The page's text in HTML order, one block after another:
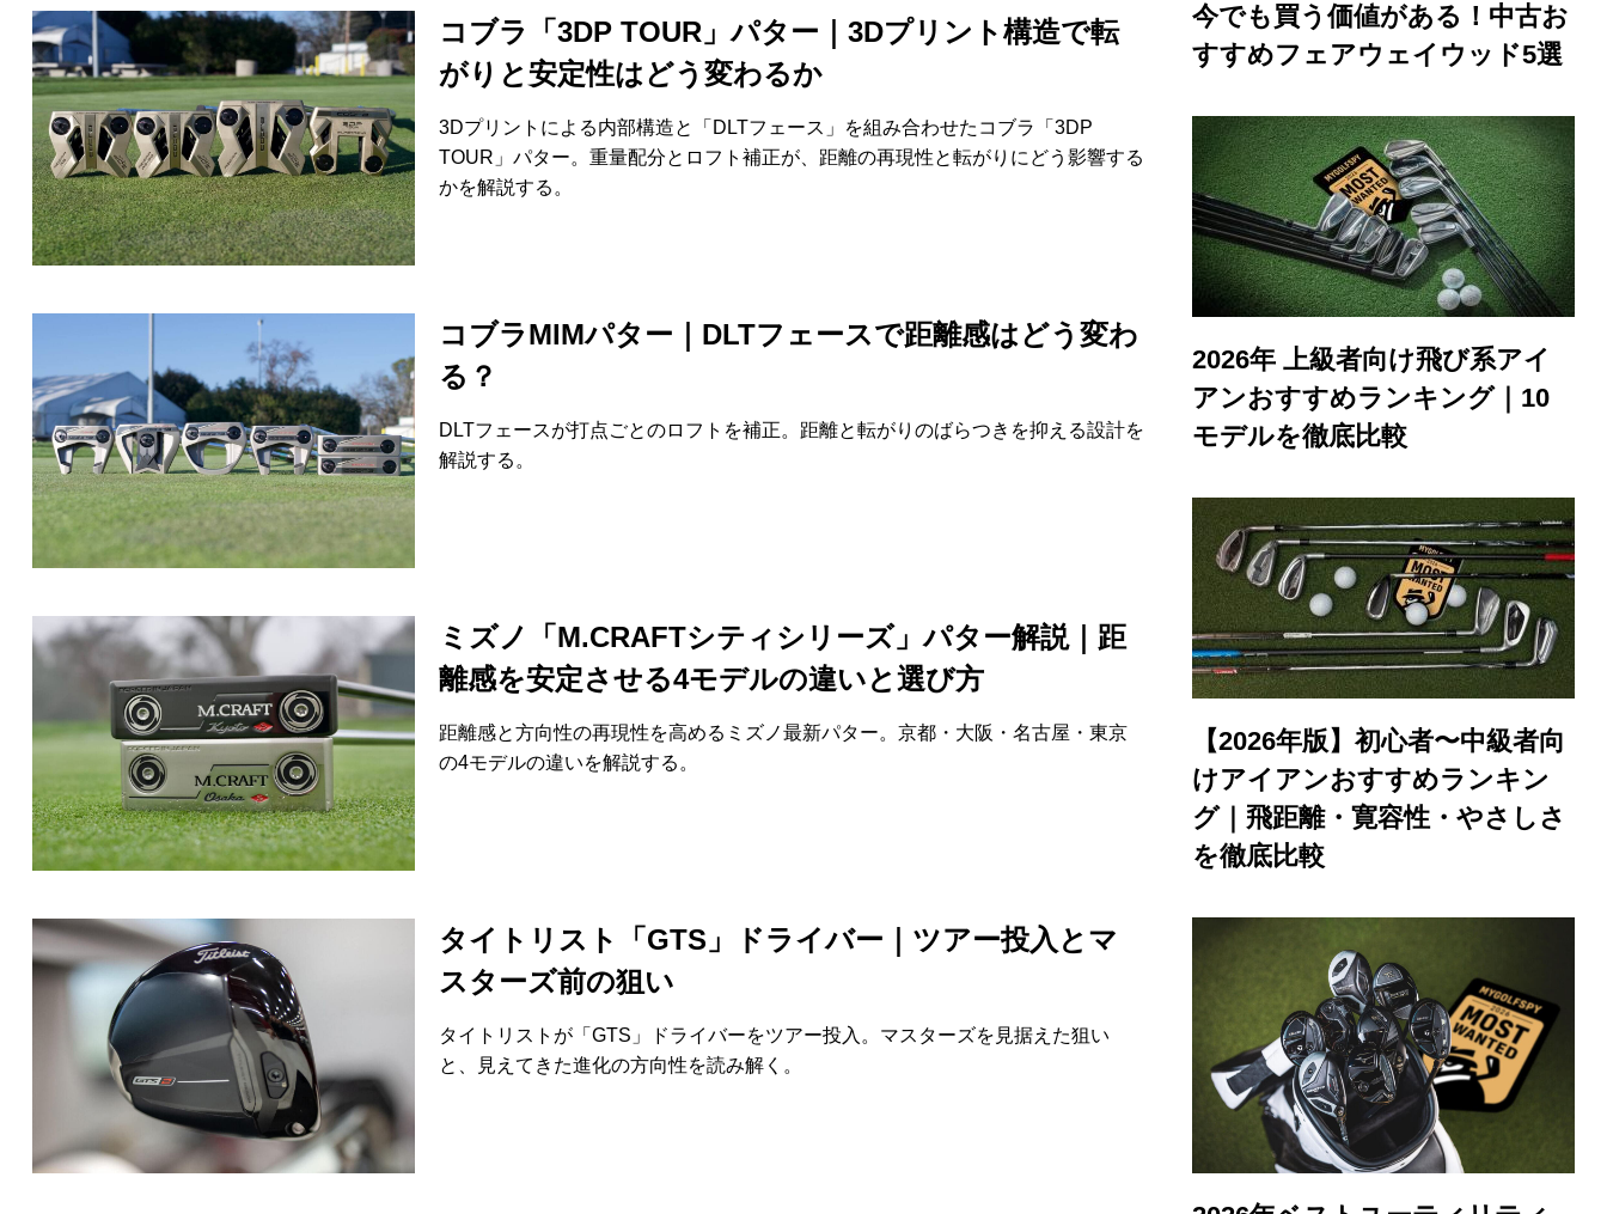
コブラ「3DP TOUR」パター｜3Dプリント構造で転
がりと安定性はどう変わるか
3Dプリントによる内部構造と「DLTフェース」を組み合わせたコブラ「3DP
TOUR」パター。重量配分とロフト補正が、距離の再現性と転がりにどう影響する
かを解説する。
コブラMIMパター｜DLTフェースで距離感はどう変わ
る？
DLTフェースが打点ごとのロフトを補正。距離と転がりのばらつきを抑える設計を
解説する。
ミズノ「M.CRAFTシティシリーズ」パター解説｜距
離感を安定させる4モデルの違いと選び方
距離感と方向性の再現性を高めるミズノ最新パター。京都・大阪・名古屋・東京
の4モデルの違いを解説する。
タイトリスト「GTS」ドライバー｜ツアー投入とマ
スターズ前の狙い
タイトリストが「GTS」ドライバーをツアー投入。マスターズを見据えた狙い
と、見えてきた進化の方向性を読み解く。
今でも買う価値がある！中古お
すすめフェアウェイウッド5選
2026年 上級者向け飛び系アイ
アンおすすめランキング｜10
モデルを徹底比較
【2026年版】初心者〜中級者向
けアイアンおすすめランキン
グ｜飛距離・寛容性・やさしさ
を徹底比較